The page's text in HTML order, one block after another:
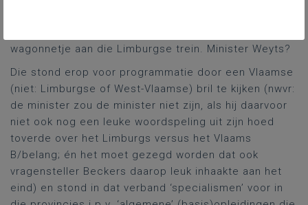
wagonnetje aan die Limburgse trein. Minister Weyts?
Die stond erop voor programmatie door een Vlaamse
(niet: Limburgse of West-Vlaamse) bril te kijken (nwvr:
de minister zou de minister niet zijn, als hij daarvoor
niet ook nog een leuke woordspeling uit zijn hoed
toverde over het Limburgs versus het Vlaams
B/belang; én het moet gezegd worden dat ook
vragensteller Beckers daarop leuk inhaakte aan het
eind) en stond in dat verband ‘specialismen’ voor in